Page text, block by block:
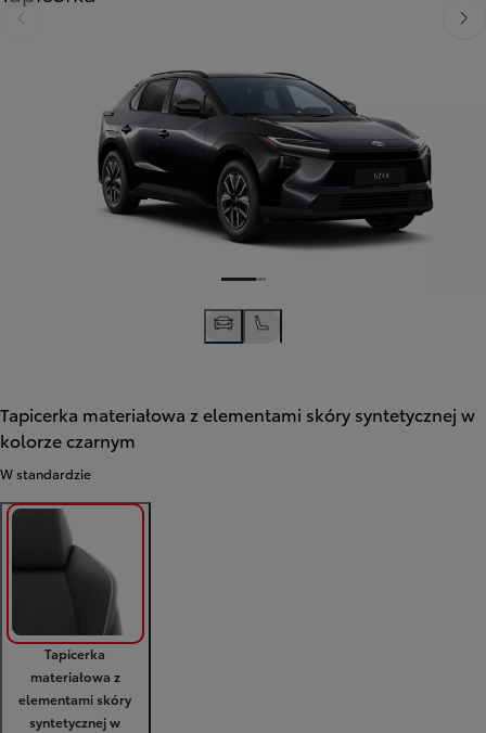
Poprzedni
Tapicerka materiałowa z elementami skóry syntetycznej w
kolorze czarnym
W standardzie
Tapicerka
materiałowa z
elementami skóry
syntetycznej w